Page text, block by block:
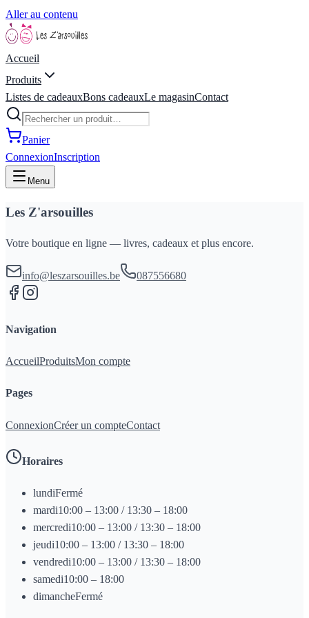
Aller au contenu
Accueil
Produits
Listes de cadeauxBons cadeauxLe magasinContact
Panier
ConnexionInscription
Menu
Les Z'arsouilles
Votre boutique en ligne — livres, cadeaux et plus encore.
info@leszarsouilles.be 087556680
Navigation
AccueilProduitsMon compte
Pages
ConnexionCréer un compteContact
Horaires
lundiFermé
mardi10:00 – 13:00 / 13:30 – 18:00
mercredi10:00 – 13:00 / 13:30 – 18:00
jeudi10:00 – 13:00 / 13:30 – 18:00
vendredi10:00 – 13:00 / 13:30 – 18:00
samedi10:00 – 18:00
dimancheFermé